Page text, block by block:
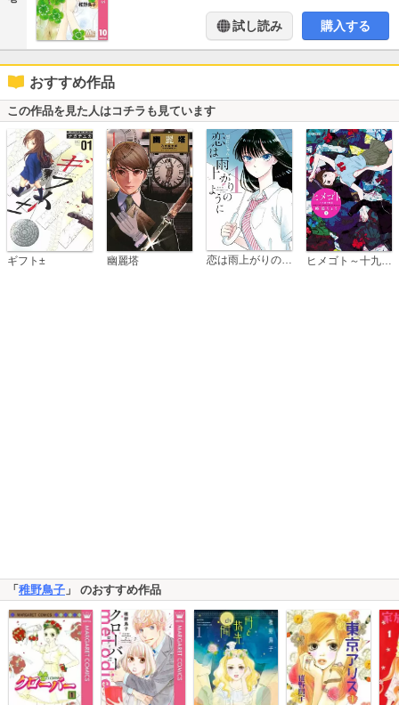
試し読み 購入する
おすすめ作品
この作品を見た人はコチラも見ています
ギフト± 幽麗塔 恋は雨上がりのように
「 稚野鳥子 」 のおすすめ作品